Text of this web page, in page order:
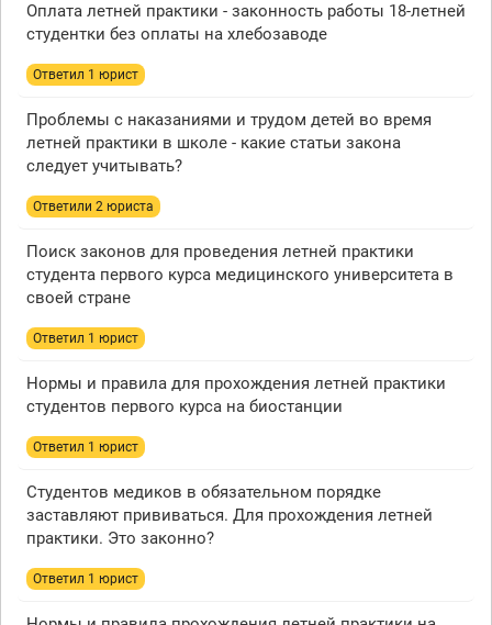
Оплата летней практики - законность работы 18-летней
студентки без оплаты на хлебозаводе
Ответил 1 юрист
Проблемы с наказаниями и трудом детей во время
летней практики в школе - какие статьи закона
следует учитывать?
Ответили 2 юристa
Поиск законов для проведения летней практики
студента первого курса медицинского университета в
своей стране
Ответил 1 юрист
Нормы и правила для прохождения летней практики
студентов первого курса на биостанции
Ответил 1 юрист
Студентов медиков в обязательном порядке
заставляют прививаться. Для прохождения летней
практики. Это законно?
Ответил 1 юрист